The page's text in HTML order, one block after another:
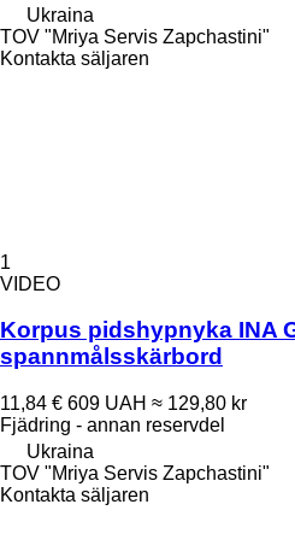
Ukraina
TOV "Mriya Servis Zapchastini"
Kontakta säljaren
1
VIDEO
Korpus pidshypnyka INA
spannmålsskärbord
11,84 € 609 UAH ≈ 129,80 kr
Fjädring - annan reservdel
Ukraina
TOV "Mriya Servis Zapchastini"
Kontakta säljaren